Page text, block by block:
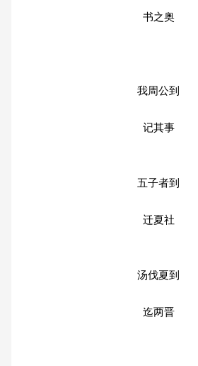
书之奥
我周公到
记其事
五子者到
迁夏社
汤伐夏到
迄两晋